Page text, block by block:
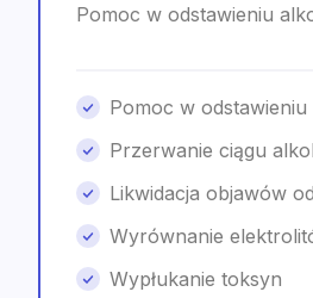
Pomoc w odstawieniu
Pomoc w odstawieniu
Przerwanie ciągu
Likwidacja objawów
Wyrównanie
Wypłukanie toksyn